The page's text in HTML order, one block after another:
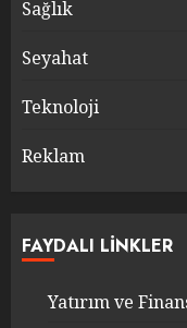
Sağlık
Seyahat
Teknoloji
Reklam
FAYDALI LINKLER
Yatırım ve